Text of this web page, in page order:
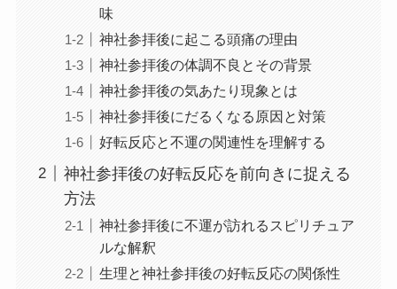
味
神社参拝後に起こる頭痛の理由
神社参拝後の体調不良とその背景
神社参拝後の気あたり現象とは
神社参拝後にだるくなる原因と対策
好転反応と不運の関連性を理解する
神社参拝後の好転反応を前向きに捉える
方法
神社参拝後に不運が訪れるスピリチュア
ルな解釈
生理と神社参拝後の好転反応の関係性